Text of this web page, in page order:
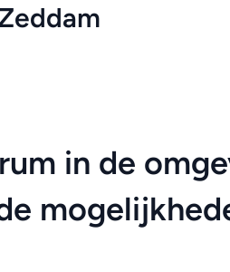
in de